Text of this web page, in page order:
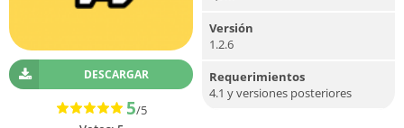
DESCARGAR
5/5
Versión
1.2.6
Requerimientos
4.1 y versiones posteriores